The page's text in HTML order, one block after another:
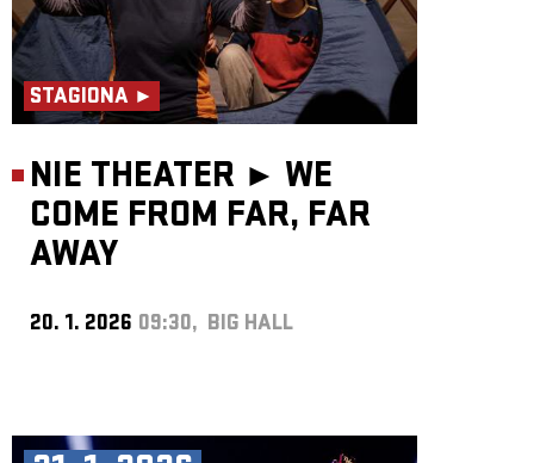
STAGIONA ►
NIE THEATER ► WE
COME FROM FAR, FAR
AWAY
20. 1. 2026 09:30, BIG HALL